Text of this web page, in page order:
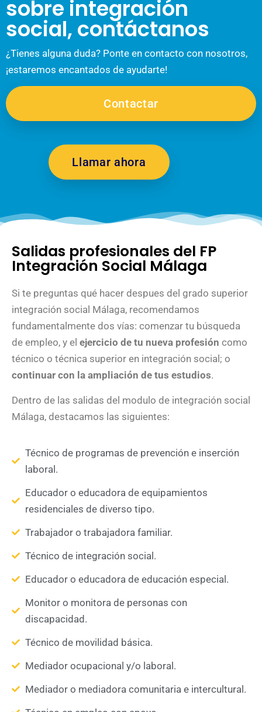
sobre integración
social, contáctanos
¿Tienes alguna duda? Ponte en contacto con nosotros,
¡estaremos encantados de ayudarte!
Contactar
Llamar ahora
Salidas profesionales del FP
Integración Social Málaga
Si te preguntas qué hacer despues del grado superior
integración social Málaga, recomendamos
fundamentalmente dos vías: comenzar tu búsqueda
de empleo, y el ejercicio de tu nueva profesión como
técnico o técnica superior en integración social; o
continuar con la ampliación de tus estudios.
Dentro de las salidas del modulo de integración social
Málaga, destacamos las siguientes:
Técnico de programas de prevención e inserción
laboral.
Educador o educadora de equipamientos
residenciales de diverso tipo.
Trabajador o trabajadora familiar.
Técnico de integración social.
Educador o educadora de educación especial.
Monitor o monitora de personas con
discapacidad.
Técnico de movilidad básica.
Mediador ocupacional y/o laboral.
Mediador o mediadora comunitaria e intercultural.